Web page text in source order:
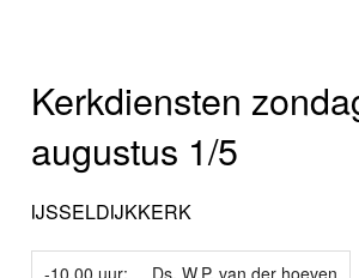
Kerkdiensten
augustus 1/5
IJSSELDIJKKERK